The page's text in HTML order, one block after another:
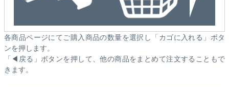
各商品ページにてご購入商品の数量を選択し「カゴに入れる」ボタ
ンを押します。
「◀戻る」ボタンを押して、他の商品をまとめて注文することもで
きます。